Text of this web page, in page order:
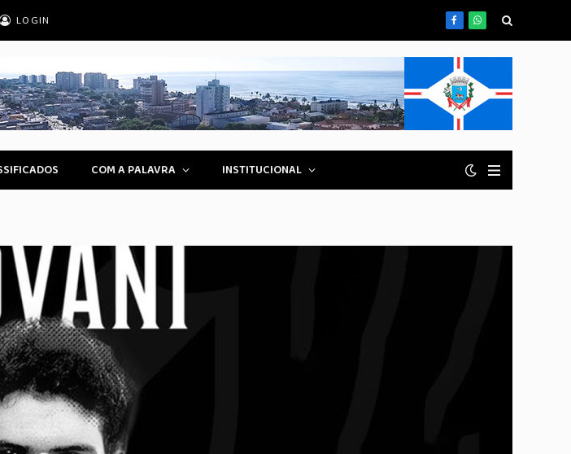
LOGIN FacebookWhatsApp
COM A PALAVRA INSTITUCIONAL